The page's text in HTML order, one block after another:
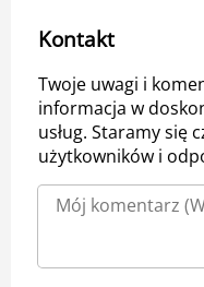
Kontakt
Twoje uwagi i
informacja w
usług. Staramy się
użytkowników i